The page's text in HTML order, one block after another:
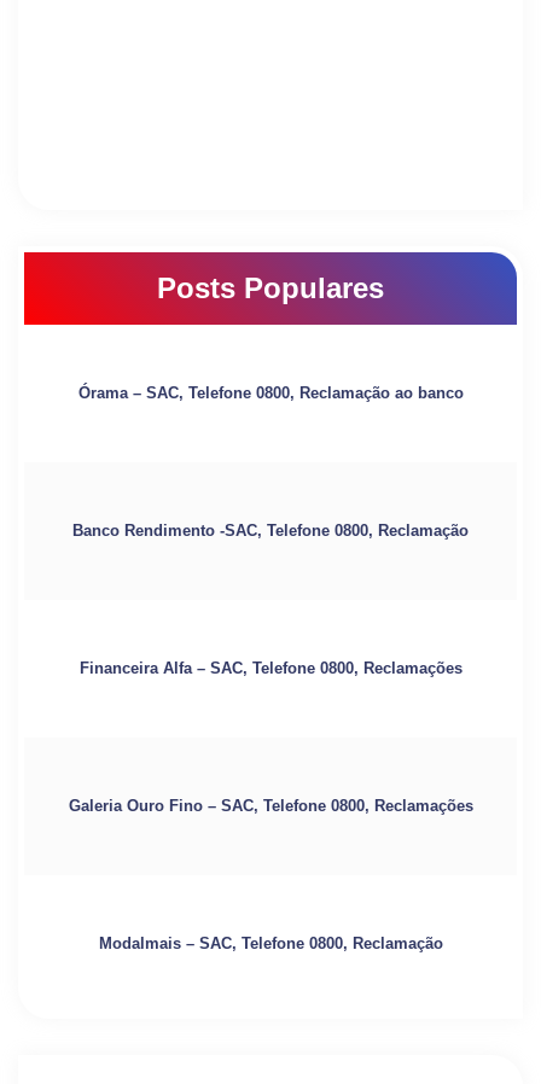
Posts Populares
Órama – SAC, Telefone 0800, Reclamação ao banco
Banco Rendimento -SAC, Telefone 0800, Reclamação
Financeira Alfa – SAC, Telefone 0800, Reclamações
Galeria Ouro Fino – SAC, Telefone 0800, Reclamações
Modalmais – SAC, Telefone 0800, Reclamação